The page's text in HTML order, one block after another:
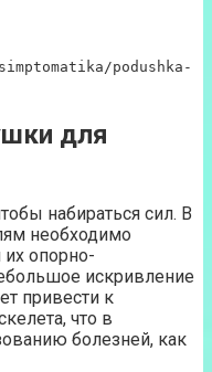
podushka-
для
набираться сил. В
необходимо
их опорно-
искривление
привести к
что в
болезней, как